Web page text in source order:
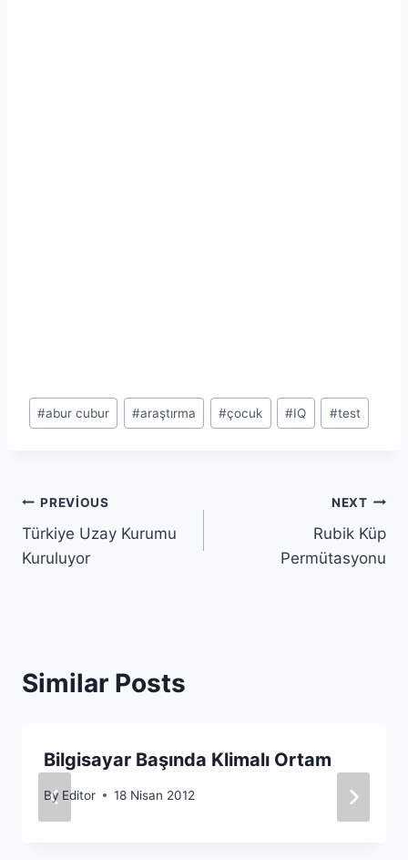
Post
Tags:
#abur cubur #araştırma #çocuk #IQ #test
Yazı
gezinmesi
PREVIOUS
Türkiye Uzay Kurumu
Kuruluyor
NEXT
Rubik Küp
Permütasyonu
Similar Posts
Bilgisayar Başında Klimalı Ortam
By Editor 18 Nisan 2012